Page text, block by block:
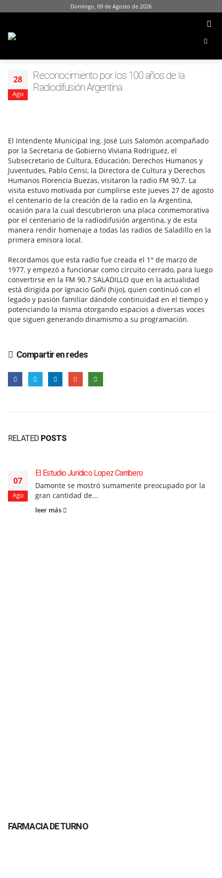
Domingo, 09 de Agosto de 2026
28
Ago
Reconocimiento por los 100 años de la
Radiodifusión Argentina
El Intendente Municipal Ing. José Luis Salomón acompañado
por la Secretaria de Gobierno Viviana Rodriguez, el
Subsecretario de Cultura, Educación, Derechos Humanos y
Juventudes, Pablo Censi, la Directora de Cultura y Derechos
Humanos Florencia Buezas, visitaron la radio FM 90.7. La
visita estuvo motivada por cumplirse este jueves 27 de agosto
el centenario de la creación de la radio en la Argentina,
ocasión para la cual descubrieron una placa conmemorativa
por el centenario de la radiodifusión argentina, y de esta
manera rendir homenaje a todas las radios de Saladillo en la
primera emisora local.
Recordamos que esta radio fue creada el 1° de marzo de
1977, y empezó a funcionar como circuito cerrado, para luego
convertirse en la FM 90.7 SALADILLO que en la actualidad
está dirigida por Ignacio Goñi (hijo), quien continuó con el
legado y pasión familiar dándole continuidad en el tiempo y
potenciando la misma otorgando espacios a diversas voces
que siguen generando dinamismo a su programación.
Compartir en redes
RELATED POSTS
07
Ago
El Estudio Jurídico Lopez Carribero
Damonte se mostró sumamente preocupado por la
gran cantidad de...
leer más
FARMACIA DE TURNO